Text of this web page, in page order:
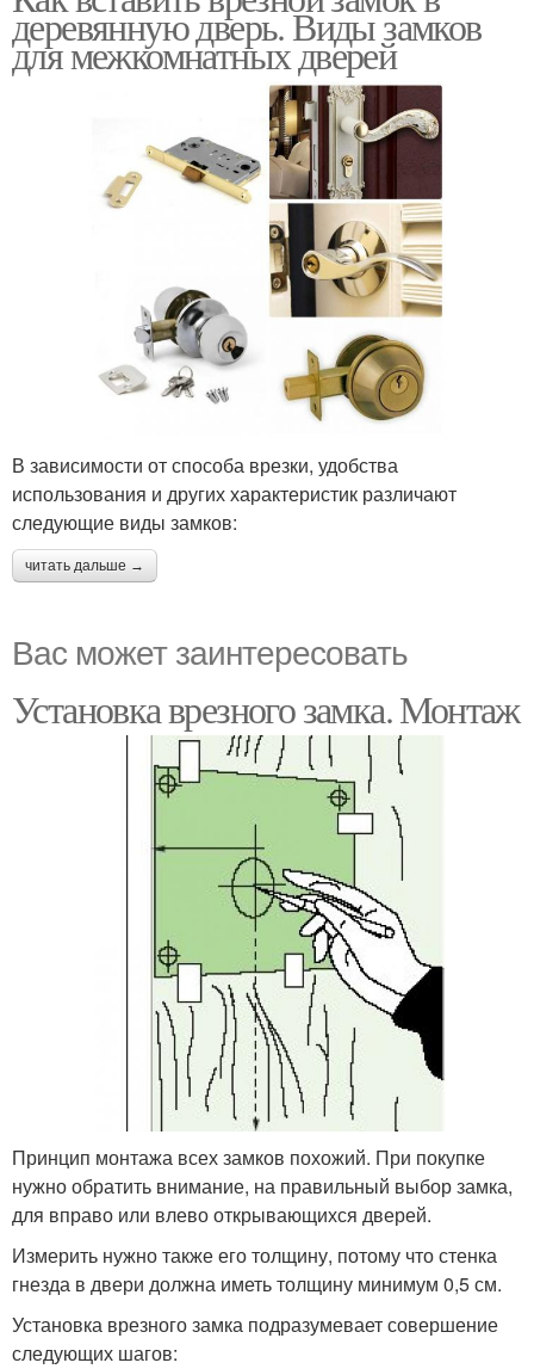
деревянную дверь. Виды замков
для межкомнатных дверей
В зависимости от способа врезки, удобства
использования и других характеристик различают
следующие виды замков:
читать дальше →
Вас может заинтересовать
Установка врезного замка. Монтаж
Принцип монтажа всех замков похожий. При покупке
нужно обратить внимание, на правильный выбор замка,
для вправо или влево открывающихся дверей.
Измерить нужно также его толщину, потому что стенка
гнезда в двери должна иметь толщину минимум 0,5 см.
Установка врезного замка подразумевает совершение
следующих шагов: